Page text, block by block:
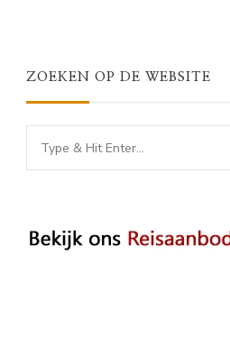
ZOEKEN OP DE WEBSITE
Looking
for